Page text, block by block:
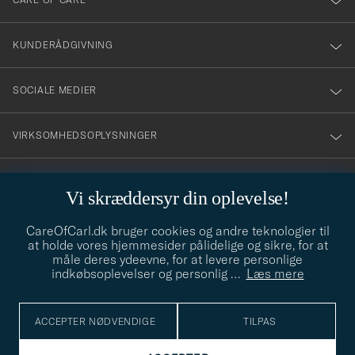
Vi skræddersyr din oplevelse!
CareOfCarl.dk bruger cookies og andre teknologier til
at holde vores hjemmesider pålidelige og sikre, for at
måle deres ydeevne, for at levere personlige
indkøbsoplevelser og personlig … Læs mere
ACCEPTER NØDVENDIGE TILPAS
vårt
nyhetsbrev!
KUNDERÅDGIVNING
SOCIALE MEDIER
VIRKSOMHEDSOPLYSNINGER
info@careofcarl.dk
Behøver du hjælp til at finde din stil? Lad os hjælpe dig, vi hjælper
gerne til!
STILRÅD